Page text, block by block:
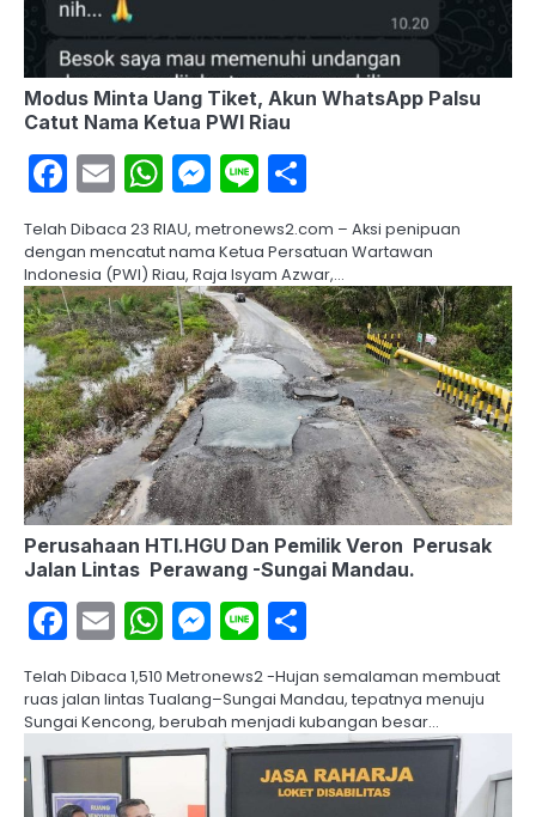
Modus Minta Uang Tiket, Akun WhatsApp Palsu
Catut Nama Ketua PWI Riau
Facebook
EmailWhatsApp
Messenger
Line
Telah Dibaca 23 RIAU, metronews2.com – Aksi penipuan
dengan mencatut nama Ketua Persatuan Wartawan
Indonesia (PWI) Riau, Raja Isyam Azwar,…
Perusahaan HTI.HGU Dan Pemilik Veron Perusak
Jalan Lintas Perawang -Sungai Mandau.
Facebook
EmailWhatsApp
Messenger
Line
Telah Dibaca 1,510 Metronews2 -Hujan semalaman membuat
ruas jalan lintas Tualang–Sungai Mandau, tepatnya menuju
Sungai Kencong, berubah menjadi kubangan besar…